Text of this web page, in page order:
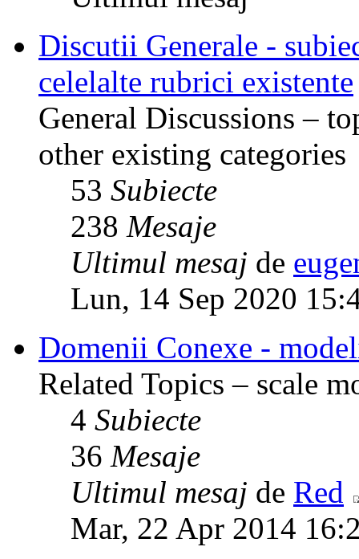
Discutii Generale -
celelalte rubrici existente
General Discussions –
other existing categories
53 Subiecte
238 Mesaje
Ultimul mesaj de
Lun, 14 Sep 2020
Domenii Conexe -
Related Topics – scale
4 Subiecte
36 Mesaje
Ultimul mesaj de Red
Mar, 22 Apr 2014